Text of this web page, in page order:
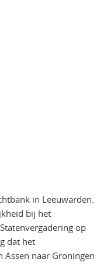
in Leeuwarden.
bij het
op
dat het
naar Groningen